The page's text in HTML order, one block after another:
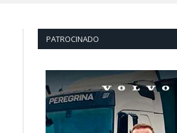
PATROCINADO